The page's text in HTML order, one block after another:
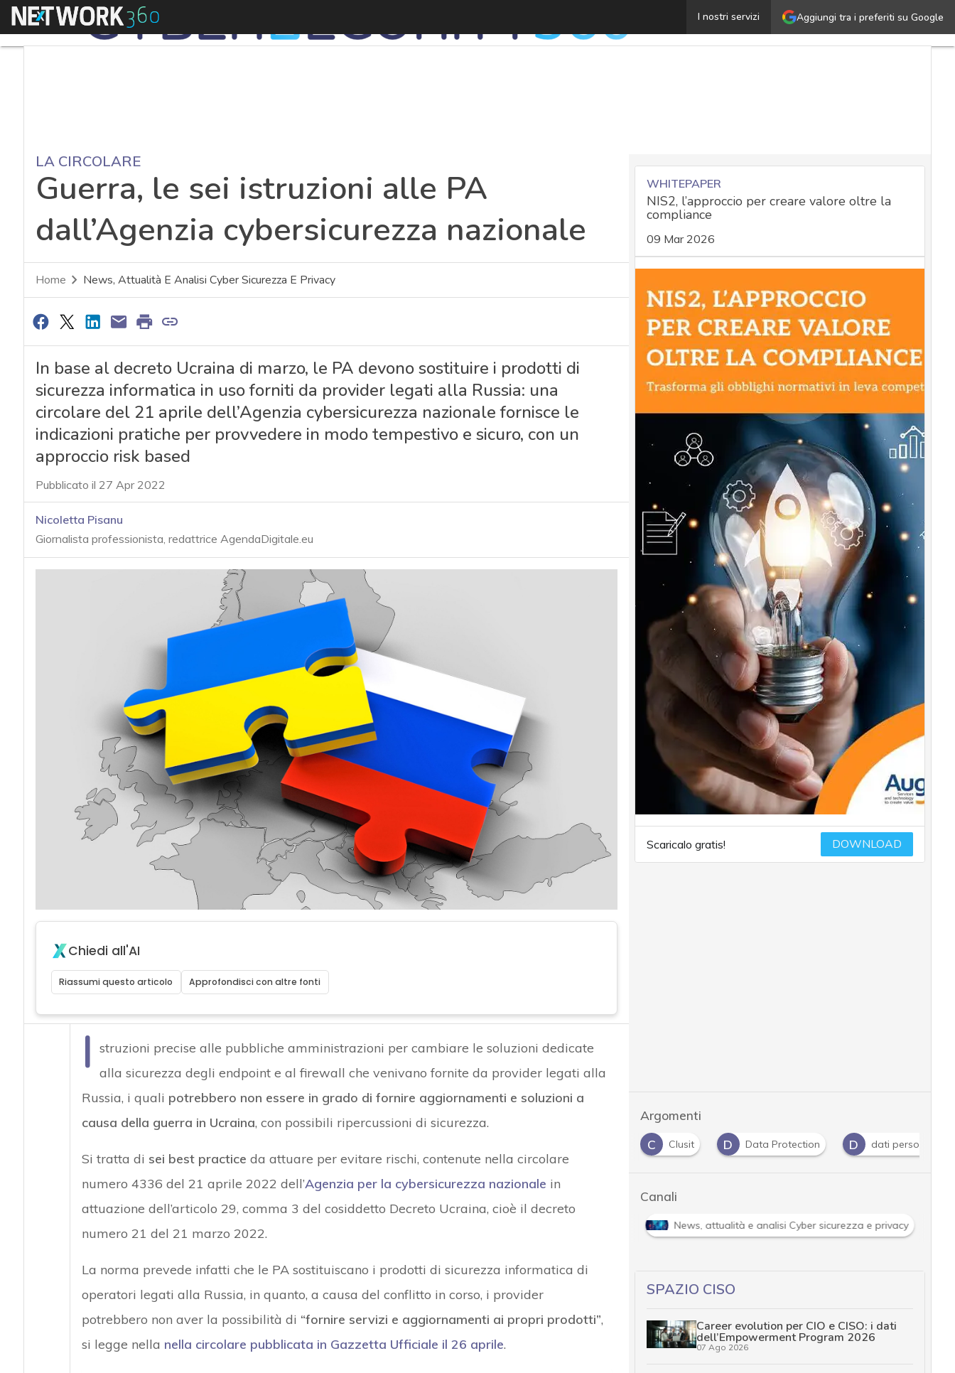
Aggiungi tra i preferiti su Google
I nostri servizi
Menu Guerra, le sei istruzioni alle PA dall’Agenzia
LA CIRCOLARE
Guerra, le sei istruzioni alle PA
dall’Agenzia cybersicurezza nazionale
Home News, Attualità E Analisi Cyber Sicurezza E Privacy
In base al decreto Ucraina di marzo, le PA devono sostituire i prodotti di
sicurezza informatica in uso forniti da provider legati alla Russia: una
circolare del 21 aprile dell’Agenzia cybersicurezza nazionale fornisce le
indicazioni pratiche per provvedere in modo tempestivo e sicuro, con un
approccio risk based
Pubblicato il 27 Apr 2022
Nicoletta Pisanu
Giornalista professionista, redattrice AgendaDigitale.eu
Chiedi all'AI
Riassumi questo articolo Approfondisci con altre fonti
I struzioni precise alle pubbliche amministrazioni per cambiare le soluzioni dedicate
alla sicurezza degli endpoint e al firewall che venivano fornite da provider legati alla
Russia, i quali potrebbero non essere in grado di fornire aggiornamenti e soluzioni a
causa della guerra in Ucraina, con possibili ripercussioni di sicurezza.
Si tratta di sei best practice da attuare per evitare rischi, contenute nella circolare
numero 4336 del 21 aprile 2022 dell’Agenzia per la cybersicurezza nazionale in
attuazione dell’articolo 29, comma 3 del cosiddetto Decreto Ucraina, cioè il decreto
numero 21 del 21 marzo 2022.
La norma prevede infatti che le PA sostituiscano i prodotti di sicurezza informatica di
operatori legati alla Russia, in quanto, a causa del conflitto in corso, i provider
potrebbero non aver la possibilità di “fornire servizi e aggiornamenti ai propri prodotti”,
si legge nella nella circolare pubblicata in Gazzetta Ufficiale il 26 aprile.
WHITEPAPER
NIS2, l’approccio per creare valore oltre la
compliance
09 Mar 2026
Scaricalo gratis! DOWNLOAD
Argomenti
D Data Protection D dati personali I
Canali
Cybersecurity nazionale News, attualità e analisi
SPAZIO CISO
Career evolution per CIO e CISO: i dati
dell’Empowerment Program 2026
07 Ago 2026